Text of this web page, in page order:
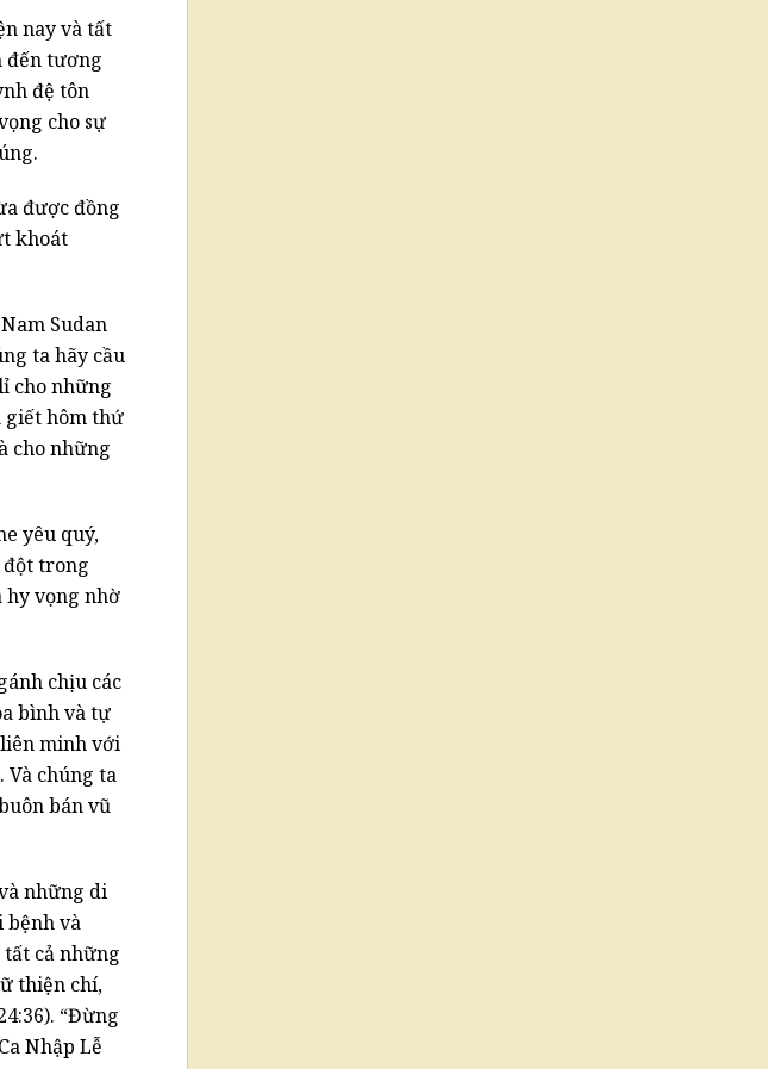
nay và tất
đến tương
đệ tôn
cho sự
được đồng
khoát
Sudan
ta hãy cầu
cho những
giết hôm thứ
cho những
yêu quý,
đột trong
hy vọng nhờ
chịu các
bình và tự
minh với
Và chúng ta
bán vũ
những di
bệnh và
cả những
thiện chí,
“Đừng
Nhập Lễ